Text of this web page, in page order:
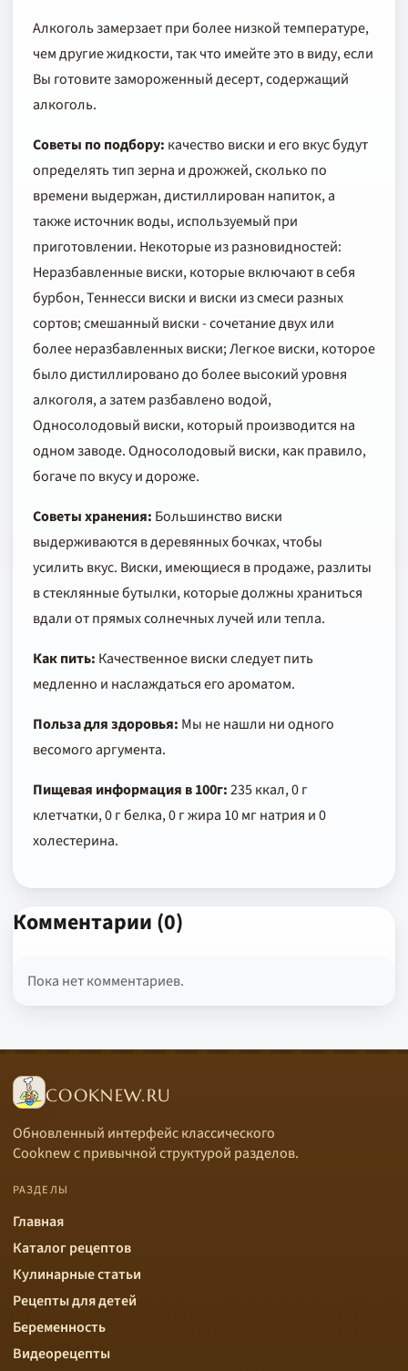
Алкоголь замерзает при более низкой температуре,
чем другие жидкости, так что имейте это в виду, если
Вы готовите замороженный десерт, содержащий
алкоголь.
Советы по подбору: качество виски и его вкус будут
определять тип зерна и дрожжей, сколько по
времени выдержан, дистиллирован напиток, а
также источник воды, используемый при
приготовлении. Некоторые из разновидностей:
Неразбавленные виски, которые включают в себя
бурбон, Теннесси виски и виски из смеси разных
сортов; смешанный виски - сочетание двух или
более неразбавленных виски; Легкое виски, которое
было дистиллировано до более высокий уровня
алкоголя, а затем разбавлено водой,
Односолодовый виски, который производится на
одном заводе. Односолодовый виски, как правило,
богаче по вкусу и дороже.
Советы хранения: Большинство виски
выдерживаются в деревянных бочках, чтобы
усилить вкус. Виски, имеющиеся в продаже, разлиты
в стеклянные бутылки, которые должны храниться
вдали от прямых солнечных лучей или тепла.
Как пить: Качественное виски следует пить
медленно и наслаждаться его ароматом.
Польза для здоровья: Мы не нашли ни одного
весомого аргумента.
Пищевая информация в 100г:235 ккал, 0 г
клетчатки, 0 г белка, 0 г жира 10 мг натрия и 0
холестерина.
Комментарии (0)
Пока нет комментариев.
COOKNEW.RU
Обновленный интерфейс классического
Cooknew с привычной структурой разделов.
РАЗДЕЛЫ
Главная
Каталог рецептов
Кулинарные статьи
Рецепты для детей
Беременность
Видеорецепты